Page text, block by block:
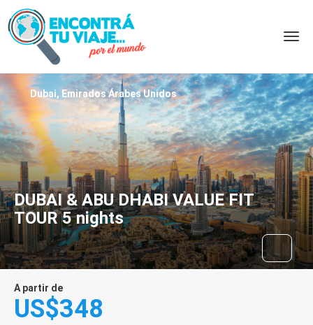
DUBAI & ABU DHABI VALUE FIT
TOUR 5 nights
Dubai, Emirados Árabes Unidos
A partir de
US$348